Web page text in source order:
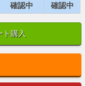
確認中 確認中
ト購入